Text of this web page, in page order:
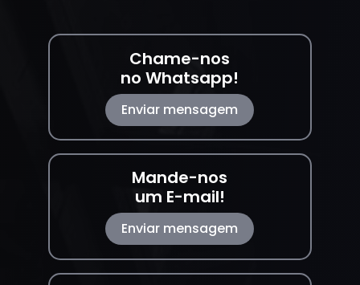
Chame-nos
no Whatsapp!
Enviar mensagem
Mande-nos
um E-mail!
Enviar mensagem